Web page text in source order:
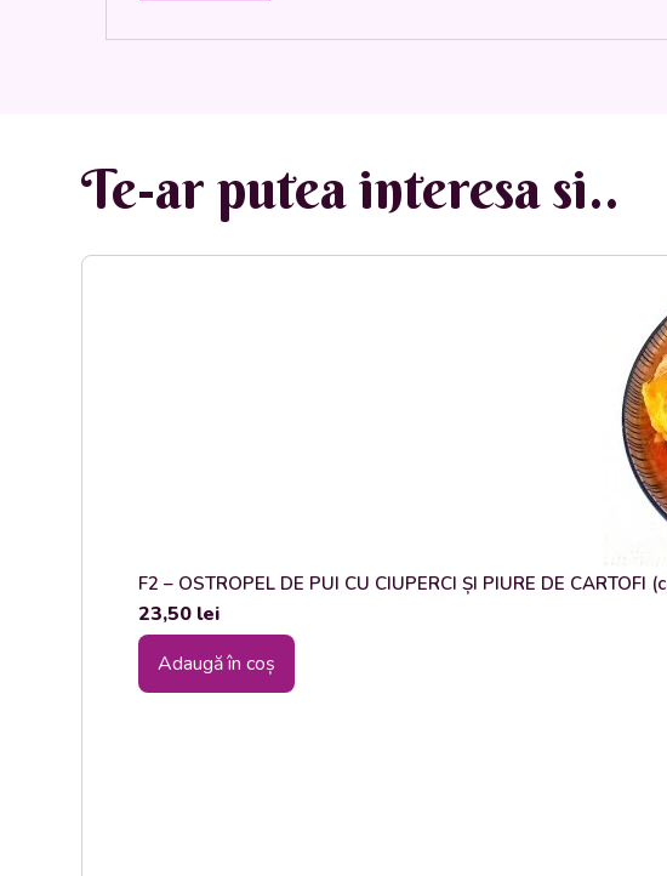
Te-ar putea interesa si..
F2 – OSTROPEL DE PUI CU CIUPERCI ȘI PIURE DE CARTOFI
23,50 lei
Adaugă în coș